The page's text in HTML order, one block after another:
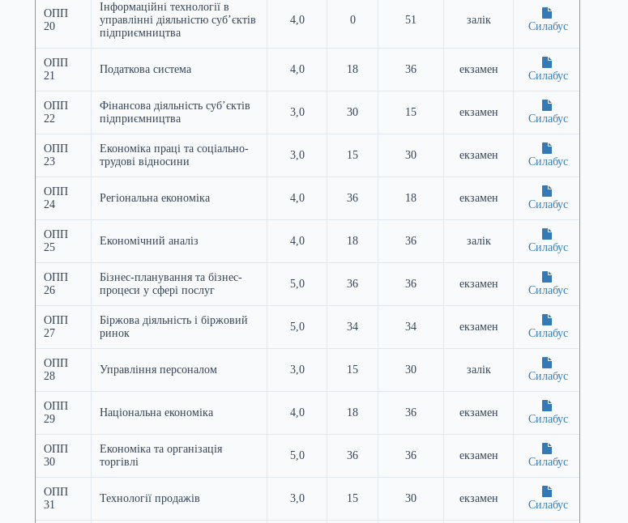
ОПП
20
Інформаційні технології в
управлінні діяльністю суб’єктів
підприємництва
4,0 0 51 залік
Силабус
ОПП
21
Податкова система 4,0 18 36 екзамен
Силабус
ОПП
22
Фінансова діяльність суб’єктів
підприємництва
3,0 30 15 екзамен
Силабус
ОПП
23
Економіка праці та соціально-
трудові відносини
3,0 15 30 екзамен
Силабус
ОПП
24
Регіональна економіка 4,0 36 18 екзамен
Силабус
ОПП
25
Економічний аналіз 4,0 18 36 залік
Силабус
ОПП
26
Бізнес-планування та бізнес-
процеси у сфері послуг
5,0 36 36 екзамен
Силабус
ОПП
27
Біржова діяльність і біржовий
ринок
5,0 34 34 екзамен
Силабус
ОПП
28
Управління персоналом 3,0 15 30 залік
Силабус
ОПП
29
Національна економіка 4,0 18 36 екзамен
Силабус
ОПП
30
Економіка та організація
торгівлі
5,0 36 36 екзамен
Силабус
ОПП
31
Технології продажів 3,0 15 30 екзамен
Силабус